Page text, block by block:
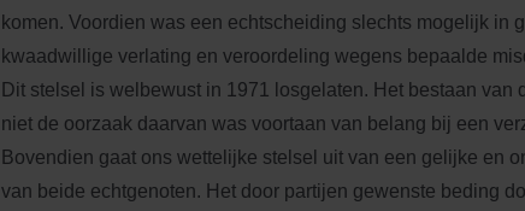
komen. Voordien was een echtscheiding slechts mogelijk in
kwaadwillige verlating en veroordeling wegens bepaalde
Dit stelsel is welbewust in 1971 losgelaten. Het bestaan van
niet de oorzaak daarvan was voortaan van belang bij een
Bovendien gaat ons wettelijke stelsel uit van een gelijke en
van beide echtgenoten. Het door partijen gewenste beding